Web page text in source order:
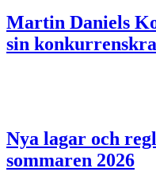
Martin Daniels
sin
Nya lagar och
sommaren 2026